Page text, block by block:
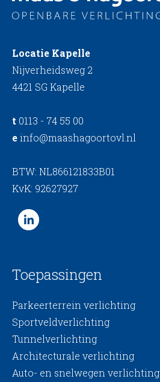
Locatie Kapelle
Nijverheidsweg 2
4421 SG Kapelle
t 0113 - 74 55 00
einfo@maashagoortovl.nl
BTW: NL866121833B01
KvK: 92627927
Toepassingen
Parkeerterrein verlichting
Sportveldverlichting
Tunnelverlichting
Architecturale verlichting
Auto- en snelwegen verlichting